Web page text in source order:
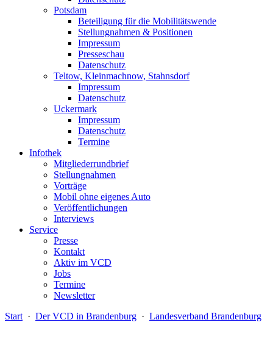
Potsdam
Beteiligung für die Mobilitätswende
Stellungnahmen & Positionen
Impressum
Presseschau
Datenschutz
Teltow, Kleinmachnow, Stahnsdorf
Impressum
Datenschutz
Uckermark
Impressum
Datenschutz
Termine
Infothek
Mitgliederrundbrief
Stellungnahmen
Vorträge
Mobil ohne eigenes Auto
Veröffentlichungen
Interviews
Service
Presse
Kontakt
Aktiv im VCD
Jobs
Termine
Newsletter
Start · Der VCD in Brandenburg · Landesverband Brandenburg